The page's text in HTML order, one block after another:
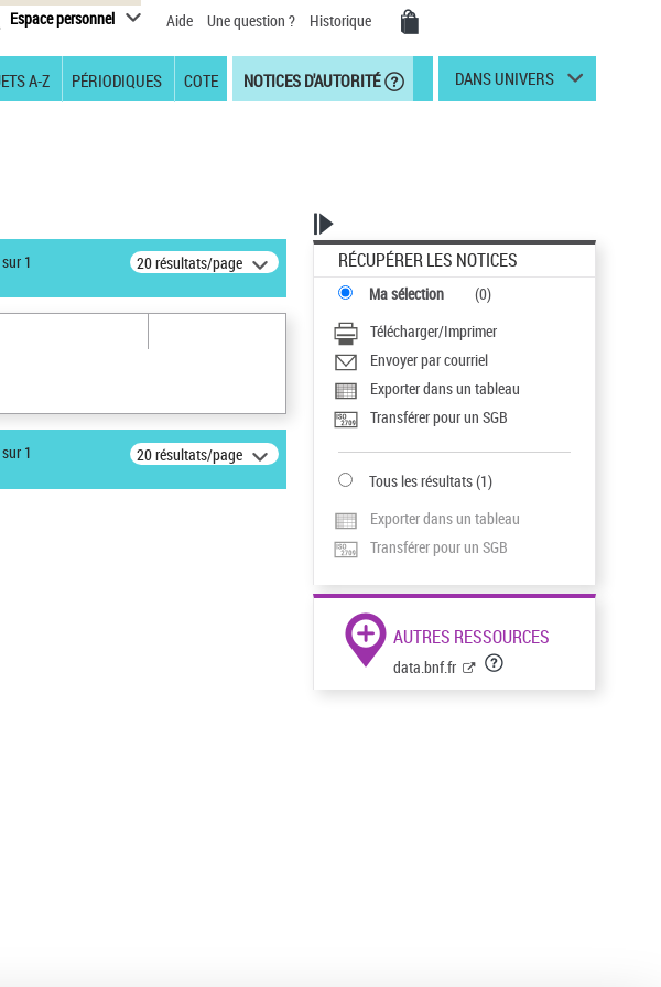
Espace personnel Aide Une question ? Historique
A-Z PÉRIODIQUES COTE NOTICES D'AUTORITÉ DANS UNIVERS
sur 1 20 résultats/page
sur 1 20 résultats/page
RÉCUPÉRER LES NOTICES
Ma sélection (0)
Télécharger/Imprimer
Envoyer par courriel
Exporter dans un tableau
Transférer pour un SGB
Tous les résultats(1)
Exporter dans un tableau
Transférer pour un SGB
AUTRES RESSOURCES
data.bnf.fr